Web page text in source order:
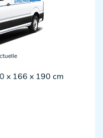
x 166 x 190 cm